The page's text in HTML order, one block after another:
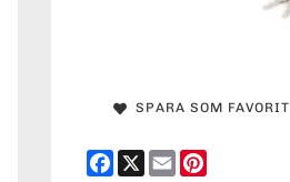
SPARA SOM FAVORIT
Facebook
X Email